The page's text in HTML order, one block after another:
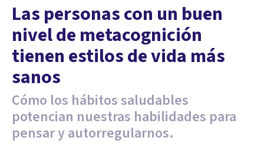
Las personas con un buen
nivel de metacognición
tienen estilos de vida más
sanos
Cómo los hábitos saludables
potencian nuestras habilidades para
pensar y autorregularnos.